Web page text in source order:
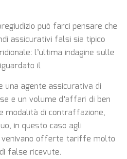
può farci pensare che
assicurativi falsi sia tipico
l’ultima indagine sulle
il
una agente assicurativa di
e un volume d’affari di ben
modalità di contraffazione,
in questo caso agli
offerte tariffe molto
false ricevute.